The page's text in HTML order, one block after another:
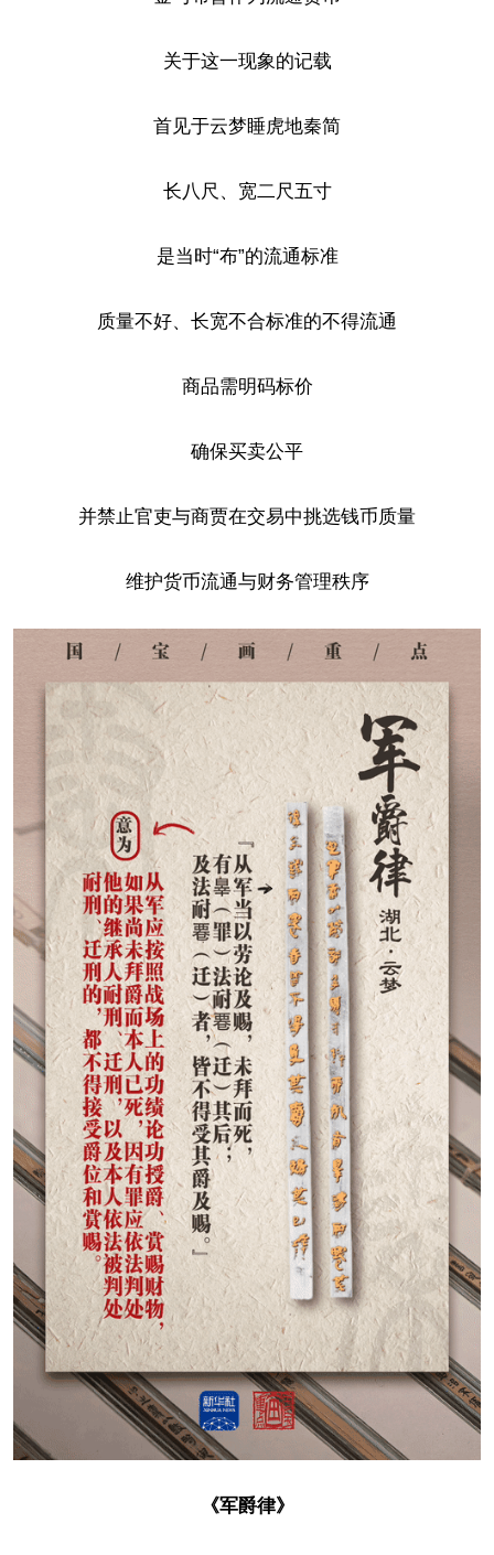
关于这一现象的记载
首见于云梦睡虎地秦简
长八尺、宽二尺五寸
是当时“布”的流通标准
质量不好、长宽不合标准的不得流通
商品需明码标价
确保买卖公平
并禁止官吏与商贾在交易中挑选钱币质量
维护货币流通与财务管理秩序
《军爵律》